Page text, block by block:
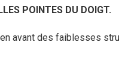
POINTES DU DOIGT.
avant des faiblesses